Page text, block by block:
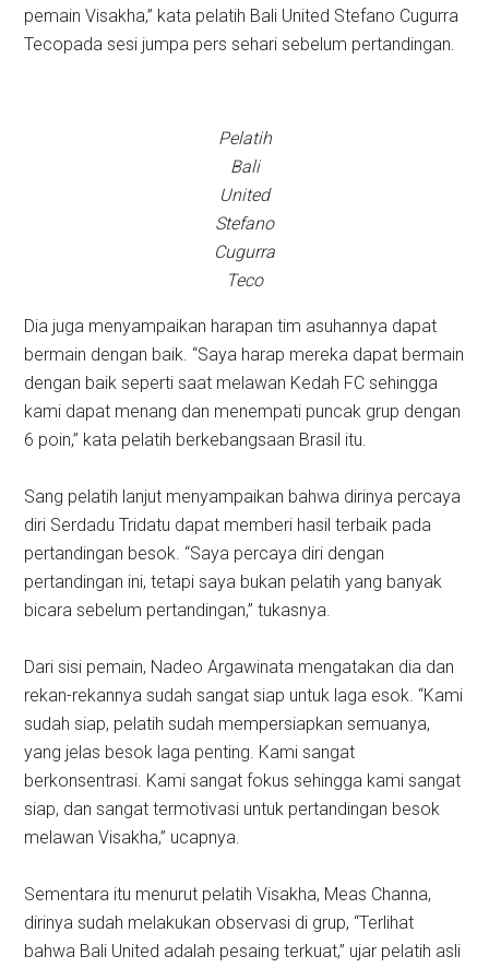
pemain Visakha,” kata pelatih Bali United Stefano Cugurra
Tecopada sesi jumpa pers sehari sebelum pertandingan.
Pelatih
Bali
United
Stefano
Cugurra
Teco
Dia juga menyampaikan harapan tim asuhannya dapat
bermain dengan baik. “Saya harap mereka dapat bermain
dengan baik seperti saat melawan Kedah FC sehingga
kami dapat menang dan menempati puncak grup dengan
6 poin,” kata pelatih berkebangsaan Brasil itu.
Sang pelatih lanjut menyampaikan bahwa dirinya percaya
diri Serdadu Tridatu dapat memberi hasil terbaik pada
pertandingan besok. “Saya percaya diri dengan
pertandingan ini, tetapi saya bukan pelatih yang banyak
bicara sebelum pertandingan,” tukasnya.
Dari sisi pemain, Nadeo Argawinata mengatakan dia dan
rekan-rekannya sudah sangat siap untuk laga esok. “Kami
sudah siap, pelatih sudah mempersiapkan semuanya,
yang jelas besok laga penting. Kami sangat
berkonsentrasi. Kami sangat fokus sehingga kami sangat
siap, dan sangat termotivasi untuk pertandingan besok
melawan Visakha,” ucapnya.
Sementara itu menurut pelatih Visakha, Meas Channa,
dirinya sudah melakukan observasi di grup, “Terlihat
bahwa Bali United adalah pesaing terkuat,” ujar pelatih asli